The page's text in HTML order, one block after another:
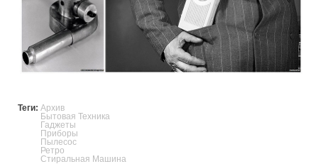
Теги: Архив
Бытовая Техника
Гаджеты
Приборы
Пылесос
Ретро
Стиральная Машина